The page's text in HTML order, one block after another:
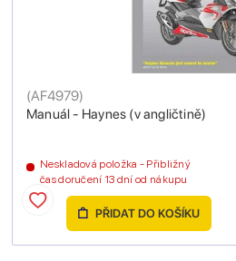
Manuál - Haynes (v angličtině)
(AF4979)
Neskladová položka - Přibližný
čas doručení 13 dní od nákupu
PŘIDAT DO KOŠÍKU